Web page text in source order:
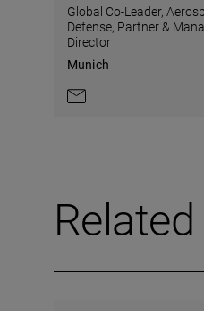
Global Co-Leader,
Defense, Partner &
Director
Munich